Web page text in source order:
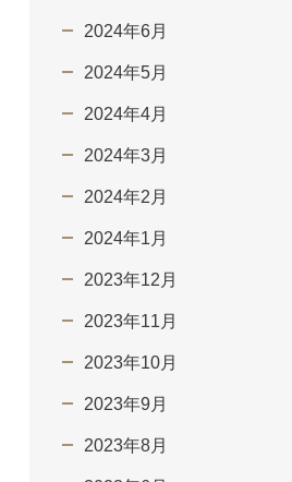
2024年6月
2024年5月
2024年4月
2024年3月
2024年2月
2024年1月
2023年12月
2023年11月
2023年10月
2023年9月
2023年8月